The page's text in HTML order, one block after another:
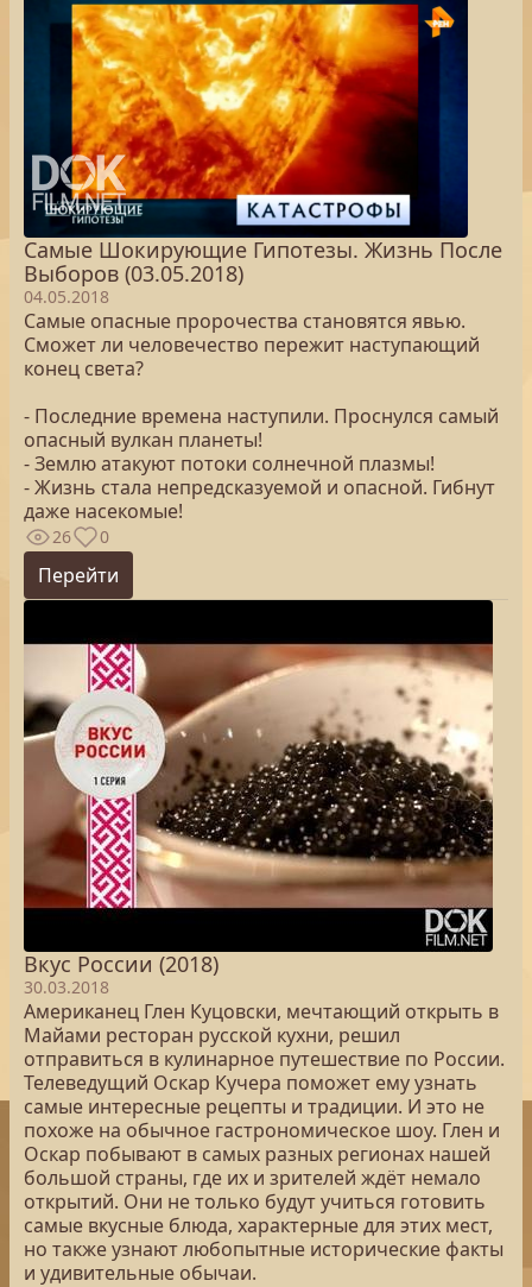
Самые Шокирующие Гипотезы. Жизнь После
Выборов (03.05.2018)
04.05.2018
Самые опасные пророчества становятся явью.
Сможет ли человечество пережит наступающий
конец света?
- Последние времена наступили. Проснулся самый
опасный вулкан планеты!
- Землю атакуют потоки солнечной плазмы!
- Жизнь стала непредсказуемой и опасной. Гибнут
даже насекомые!
26 0
Перейти
Вкус России (2018)
30.03.2018
Американец Глен Куцовски, мечтающий открыть в
Майами ресторан русской кухни, решил
отправиться в кулинарное путешествие по России.
Телеведущий Оскар Кучера поможет ему узнать
самые интересные рецепты и традиции. И это не
похоже на обычное гастрономическое шоу. Глен и
Оскар побывают в самых разных регионах нашей
большой страны, где их и зрителей ждёт немало
открытий. Они не только будут учиться готовить
самые вкусные блюда, характерные для этих мест,
но также узнают любопытные исторические факты
и удивительные обычаи.